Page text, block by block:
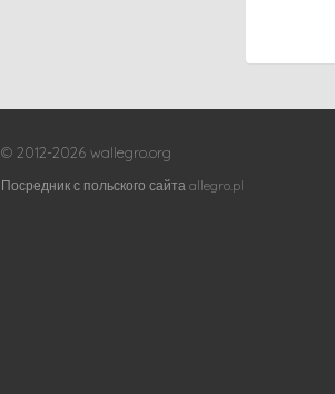
© 2012-2026 wallegro.org
Посредник с польского сайта allegro.pl